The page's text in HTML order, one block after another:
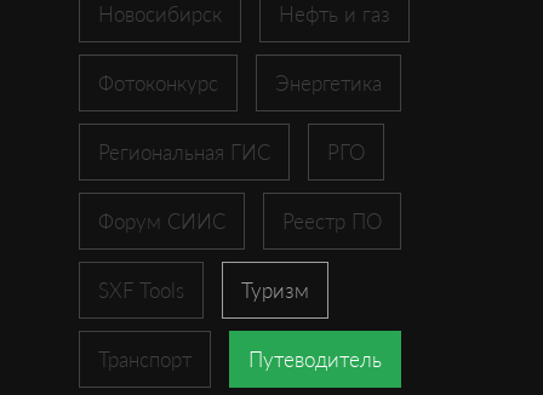
Новосибирск Нефть и газ
Фотоконкурс Энергетика
Региональная ГИС РГО
Форум СИИС Реестр ПО
SXF Tools Туризм
Транспорт Путеводитель